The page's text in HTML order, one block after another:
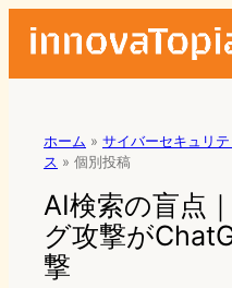
ホーム » サイバーセキュリテ
ス » 個別投稿
AI検索の盲点
グ攻撃が
撃